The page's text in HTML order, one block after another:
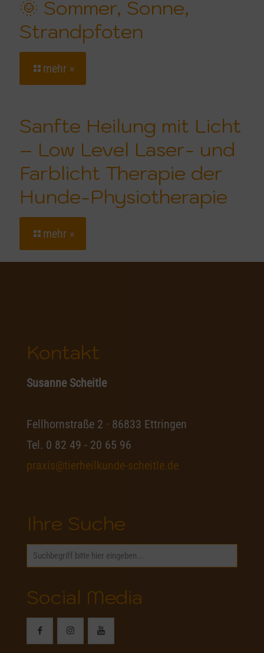
🌞 Sommer, Sonne,
Strandpfoten
mehr »
Sanfte Heilung mit Licht
– Low Level Laser- und
Farblicht Therapie der
Hunde-Physiotherapie
mehr »
Kontakt
Susanne Scheitle
Fellhornstraße 2 · 86833 Ettringen
Tel. 0 82 49 - 20 65 96
praxis@tierheilkunde-scheitle.de
Ihre Suche
Social Media